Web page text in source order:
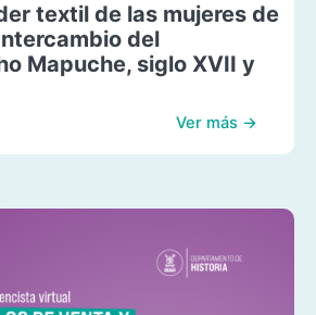
textil de las mujeres de
del
Mapuche, siglo XVII y
Ver más →